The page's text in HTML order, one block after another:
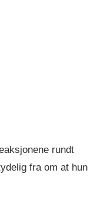
rundt
fra om at hun